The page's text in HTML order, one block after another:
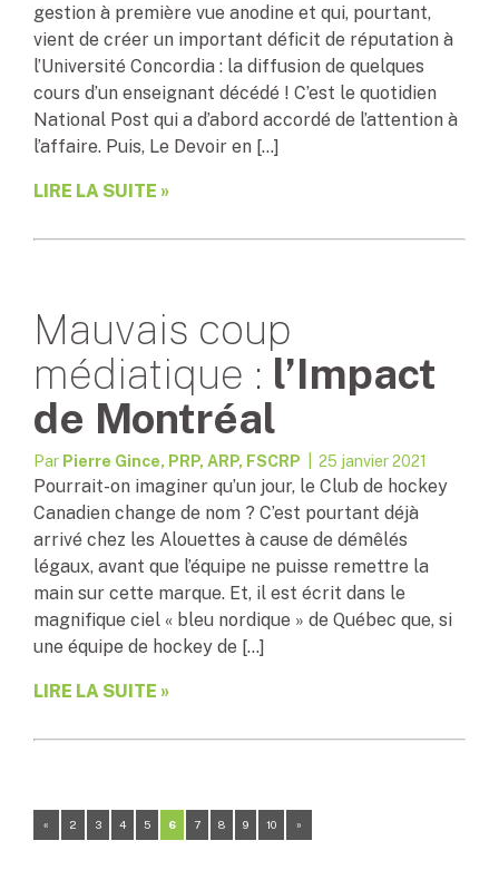
gestion à première vue anodine et qui, pourtant,
vient de créer un important déficit de réputation à
l’Université Concordia : la diffusion de quelques
cours d’un enseignant décédé ! C’est le quotidien
National Post qui a d’abord accordé de l’attention à
l’affaire. Puis, Le Devoir en […]
LIRE LA SUITE »
Mauvais coup
médiatique : l’Impact
de Montréal
Par Pierre Gince, PRP, ARP, FSCRP | 25 janvier 2021
Pourrait-on imaginer qu’un jour, le Club de hockey
Canadien change de nom ? C’est pourtant déjà
arrivé chez les Alouettes à cause de démêlés
légaux, avant que l’équipe ne puisse remettre la
main sur cette marque. Et, il est écrit dans le
magnifique ciel « bleu nordique » de Québec que, si
une équipe de hockey de […]
LIRE LA SUITE »
« 2 3 4 5 6 7 8 9 10 »